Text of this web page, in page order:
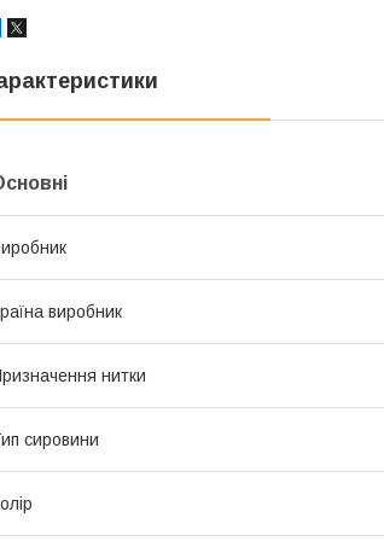
виробник
нитки
сировини